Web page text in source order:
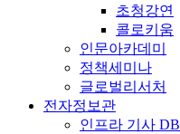
초청강연
콜로키움
인문아카데미
정책세미나
글로벌리서처
전자정보관
인프라 기사 DB